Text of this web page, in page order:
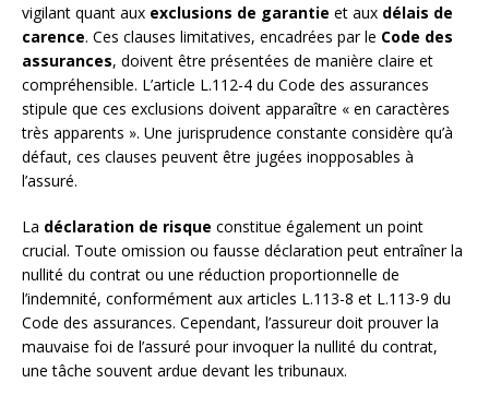
vigilant quant aux exclusions de garantie et aux délais de
carence. Ces clauses limitatives, encadrées par le Code des
assurances, doivent être présentées de manière claire et
compréhensible. L’article L.112-4 du Code des assurances
stipule que ces exclusions doivent apparaître « en caractères
très apparents ». Une jurisprudence constante considère qu’à
défaut, ces clauses peuvent être jugées inopposables à
l’assuré.
La déclaration de risque constitue également un point
crucial. Toute omission ou fausse déclaration peut entraîner la
nullité du contrat ou une réduction proportionnelle de
l’indemnité, conformément aux articles L.113-8 et L.113-9 du
Code des assurances. Cependant, l’assureur doit prouver la
mauvaise foi de l’assuré pour invoquer la nullité du contrat,
une tâche souvent ardue devant les tribunaux.